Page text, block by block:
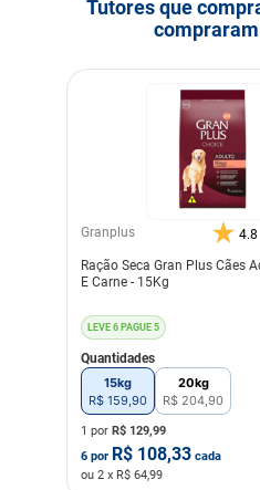
Tutores que
Granplus 4.8
Ração Seca Gran Plus Cães
E Carne - 15Kg
LEVE 6 PAGUE 5
Quantidades
15kg
R$ 159,90
20kg
R$ 204,90
1 por R$ 129,99
6 por R$ 108,33 cada
ou 2 x R$ 64,99